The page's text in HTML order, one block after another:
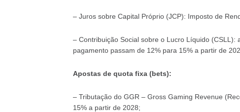
– Juros sobre Capital Próprio (JCP): Imposto de
– Contribuição Social sobre o Lucro Líquido
pagamento passam de 12% para 15% a partir de
Apostas de quota fixa (bets):
– Tributação do GGR – Gross Gaming Revenue
15% a partir de 2028;